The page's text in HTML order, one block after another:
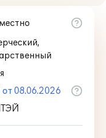
от 08.06.2026